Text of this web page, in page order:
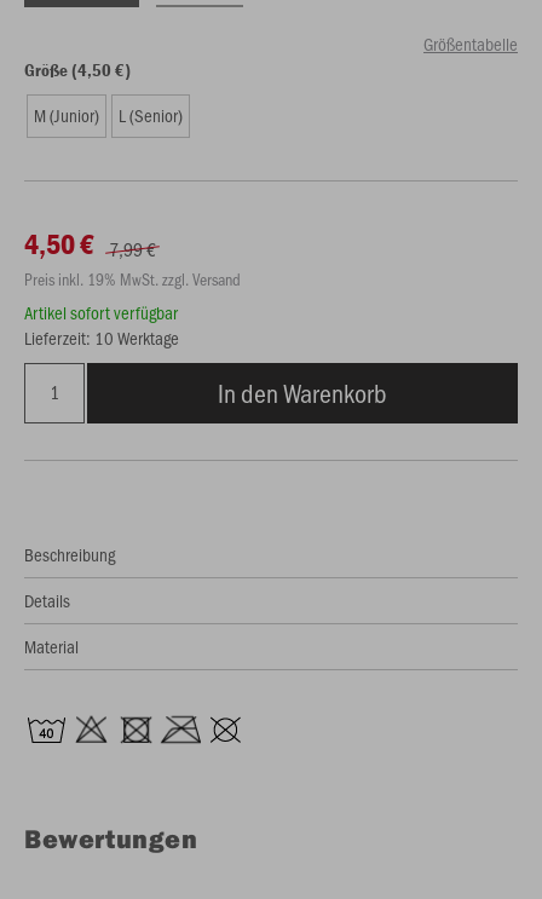
Größentabelle
Größe (4,50 €)
M (Junior) L (Senior)
4,50 € 7,99 €
Preis inkl. 19% MwSt. zzgl. Versand
Artikel sofort verfügbar
Lieferzeit: 10 Werktage
In den Warenkorb
Beschreibung
Details
Material
Bewertungen